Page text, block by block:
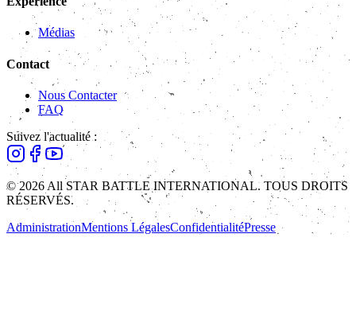
Médias
Contact
Nous Contacter
FAQ
Suivez l'actualité :
© 2026 All STAR BATTLE INTERNATIONAL. TOUS DROITS
RÉSERVÉS.
AdministrationMentions LégalesConfidentialitéPresse